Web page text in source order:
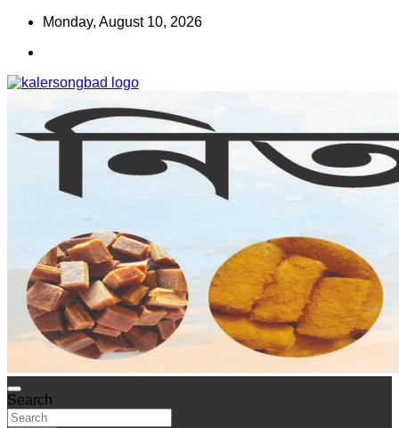
Skip
content
Monday, August 10, 2026
কালের সংবাদ
www.kalersongbad.com
Search